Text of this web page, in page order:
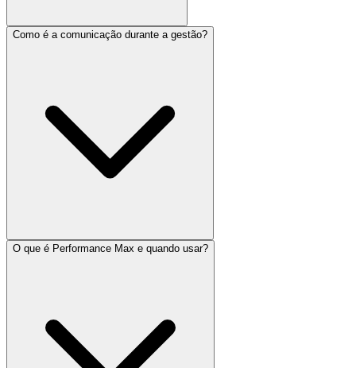
Como é a comunicação durante a gestão?
O que é Performance Max e quando usar?